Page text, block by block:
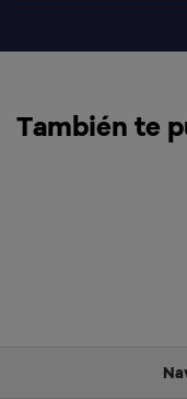
También te